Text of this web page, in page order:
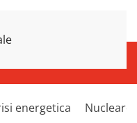
energetica Nucleare